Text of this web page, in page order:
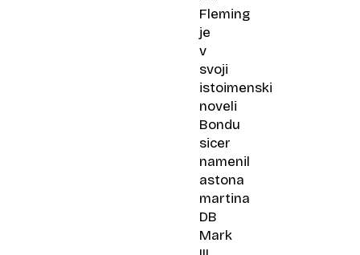
Fleming
je
v
svoji
istoimenski
noveli
Bondu
sicer
namenil
astona
martina
DB
Mark